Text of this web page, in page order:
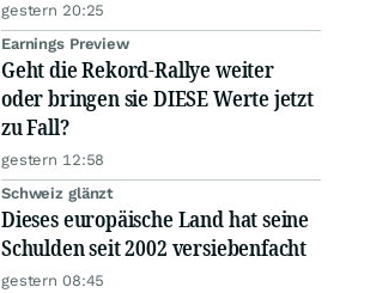
gestern 20:25
Earnings Preview
Geht die Rekord-Rallye weiter
oder bringen sie DIESE Werte jetzt
zu Fall?
gestern 12:58
Schweiz glänzt
Dieses europäische Land hat seine
Schulden seit 2002 versiebenfacht
gestern 08:45